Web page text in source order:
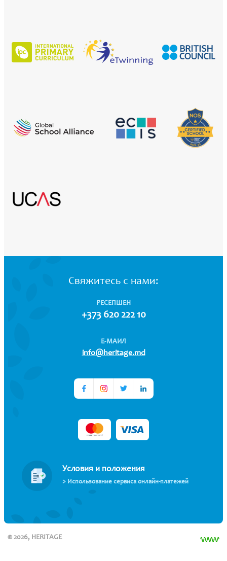
Свяжитесь с нами:
РЕСЕПШЕН
+373 620 222 10
Е-МАИЛ
info@heritage.md
Условия и положения
> Использование сервиса онлайн-платежей
© 2026, HERITAGE